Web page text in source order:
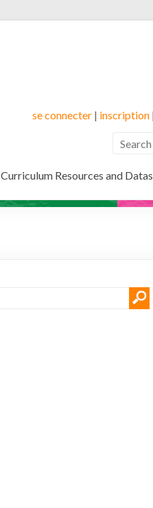
se connecter | inscription |
Curriculum Resources and